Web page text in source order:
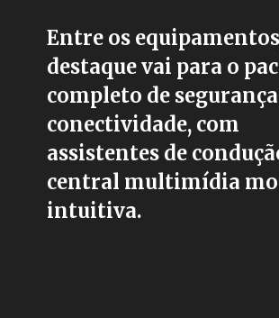
Entre os
destaque vai para o
completo de
conectividade, com
assistentes de
central multimídia
intuitiva.